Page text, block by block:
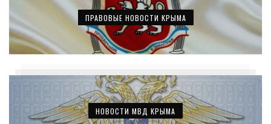
ПРАВОВЫЕ НОВОСТИ КРЫМА
НОВОСТИ МВД КРЫМА